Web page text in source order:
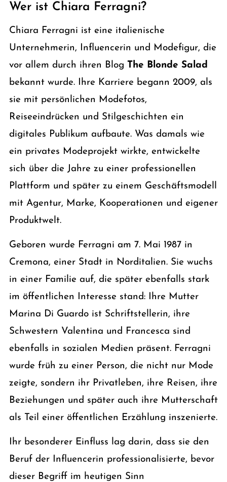
Wer ist Chiara Ferragni?
Chiara Ferragni ist eine italienische
Unternehmerin, Influencerin und Modefigur, die
vor allem durch ihren Blog The Blonde Salad
bekannt wurde. Ihre Karriere begann 2009, als
sie mit persönlichen Modefotos,
Reiseeindrücken und Stilgeschichten ein
digitales Publikum aufbaute. Was damals wie
ein privates Modeprojekt wirkte, entwickelte
sich über die Jahre zu einer professionellen
Plattform und später zu einem Geschäftsmodell
mit Agentur, Marke, Kooperationen und eigener
Produktwelt.
Geboren wurde Ferragni am 7. Mai 1987 in
Cremona, einer Stadt in Norditalien. Sie wuchs
in einer Familie auf, die später ebenfalls stark
im öffentlichen Interesse stand: Ihre Mutter
Marina Di Guardo ist Schriftstellerin, ihre
Schwestern Valentina und Francesca sind
ebenfalls in sozialen Medien präsent. Ferragni
wurde früh zu einer Person, die nicht nur Mode
zeigte, sondern ihr Privatleben, ihre Reisen, ihre
Beziehungen und später auch ihre Mutterschaft
als Teil einer öffentlichen Erzählung inszenierte.
Ihr besonderer Einfluss lag darin, dass sie den
Beruf der Influencerin professionalisierte, bevor
dieser Begriff im heutigen Sinn